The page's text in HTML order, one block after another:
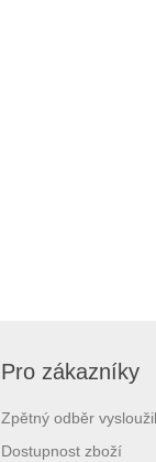
Pro zákazníky
Zpětný odběr
Dostupnost zboží